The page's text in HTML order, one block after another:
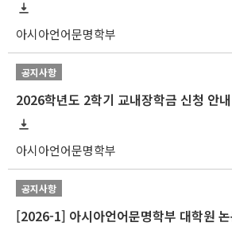
아시아언어문명학부
공지사항
2026학년도 2학기 교내장학금 신청 안
아시아언어문명학부
공지사항
[2026-1] 아시아언어문명학부 대학원